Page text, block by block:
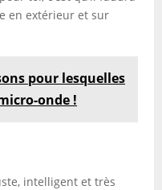
en extérieur et sur
pour lesquelles
onde !
intelligent et très